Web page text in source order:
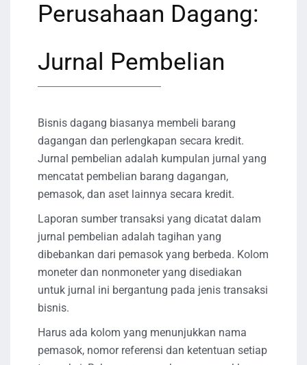
Perusahaan Dagang:
Jurnal Pembelian
Bisnis dagang biasanya membeli barang
dagangan dan perlengkapan secara kredit.
Jurnal pembelian adalah kumpulan jurnal yang
mencatat pembelian barang dagangan,
pemasok, dan aset lainnya secara kredit.
Laporan sumber transaksi yang dicatat dalam
jurnal pembelian adalah tagihan yang
dibebankan dari pemasok yang berbeda. Kolom
moneter dan nonmoneter yang disediakan
untuk jurnal ini bergantung pada jenis transaksi
bisnis.
Harus ada kolom yang menunjukkan nama
pemasok, nomor referensi dan ketentuan setiap